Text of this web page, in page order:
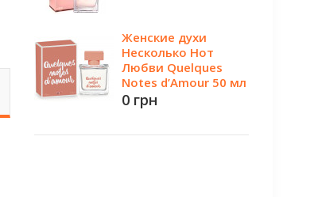
Женские духи
Несколько Нот
Любви Quelques
Notes d’Amour 50 мл
0 грн